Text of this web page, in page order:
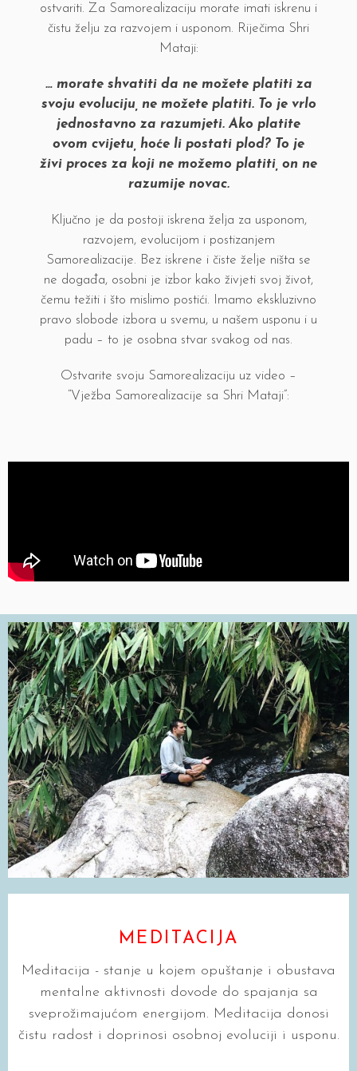
ostvariti. Za Samorealizaciju morate imati iskrenu i
čistu želju za razvojem i usponom. Riječima Shri
Mataji:
… morate shvatiti da ne možete platiti za
svoju evoluciju, ne možete platiti. To je vrlo
jednostavno za razumjeti. Ako platite
ovom cvijetu, hoće li postati plod? To je
živi proces za koji ne možemo platiti, on ne
razumije novac.
Ključno je da postoji iskrena želja za usponom,
razvojem, evolucijom i postizanjem
Samorealizacije. Bez iskrene i čiste želje ništa se
ne događa, osobni je izbor kako živjeti svoj život,
čemu težiti i što mislimo postići. Imamo ekskluzivno
pravo slobode izbora u svemu, u našem usponu i u
padu – to je osobna stvar svakog od nas.
Ostvarite svoju Samorealizaciju uz video –
“Vježba Samorealizacije sa Shri Mataji”:
MEDITACIJA
Meditacija - stanje u kojem opuštanje i obustava
mentalne aktivnosti dovode do spajanja sa
sveprožimajućom energijom. Meditacija donosi
čistu radost i doprinosi osobnoj evoluciji i usponu.